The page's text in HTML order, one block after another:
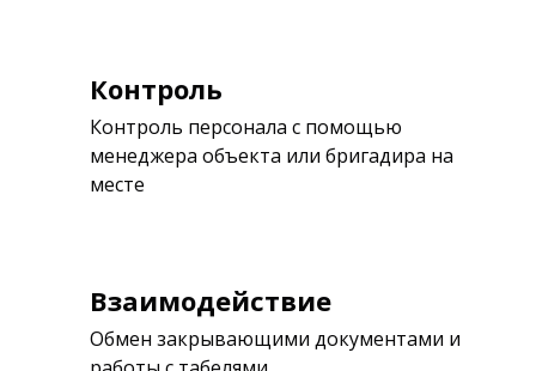
Контроль
Контроль персонала с помощью
менеджера объекта или бригадира на
месте
Взаимодействие
Обмен закрывающими документами и